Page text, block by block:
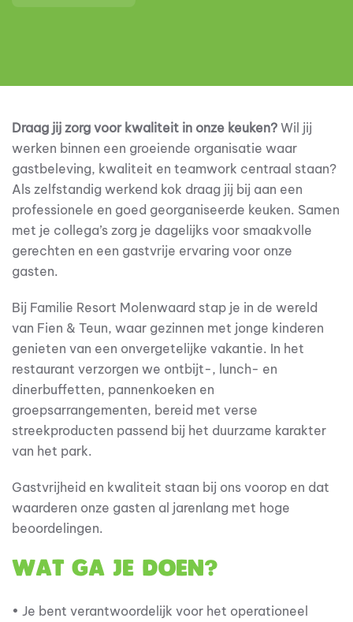
Draag jij zorg voor kwaliteit in onze keuken? Wil jij
werken binnen een groeiende organisatie waar
gastbeleving, kwaliteit en teamwork centraal staan?
Als zelfstandig werkend kok draag jij bij aan een
professionele en goed georganiseerde keuken. Samen
met je collega’s zorg je dagelijks voor smaakvolle
gerechten en een gastvrije ervaring voor onze
gasten.
Bij Familie Resort Molenwaard stap je in de wereld
van Fien & Teun, waar gezinnen met jonge kinderen
genieten van een onvergetelijke vakantie. In het
restaurant verzorgen we ontbijt-, lunch- en
dinerbuffetten, pannenkoeken en
groepsarrangementen, bereid met verse
streekproducten passend bij het duurzame karakter
van het park.
Gastvrijheid en kwaliteit staan bij ons voorop en dat
waarderen onze gasten al jarenlang met hoge
beoordelingen.
Wat ga je doen?
• Je bent verantwoordelijk voor het operationeel